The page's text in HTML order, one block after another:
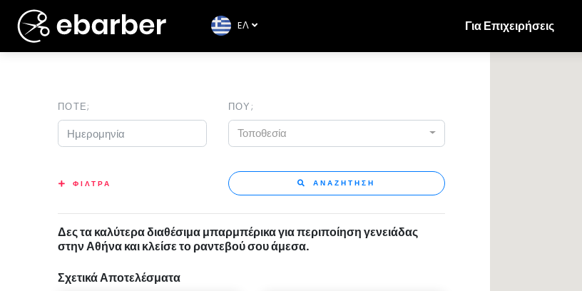
EΛ Για Επιχειρήσεις
ΠΟΤΕ; ΠΟΥ;
Τοποθεσία
ΦΙΛΤΡΑ ΑΝΑΖΗΤΗΣΗ
Δες τα καλύτερα διαθέσιμα μπαρμπέρικα για περιποίηση γενειάδας
στην Αθήνα και κλείσε το ραντεβού σου άμεσα.
Σχετικά Αποτελέσματα